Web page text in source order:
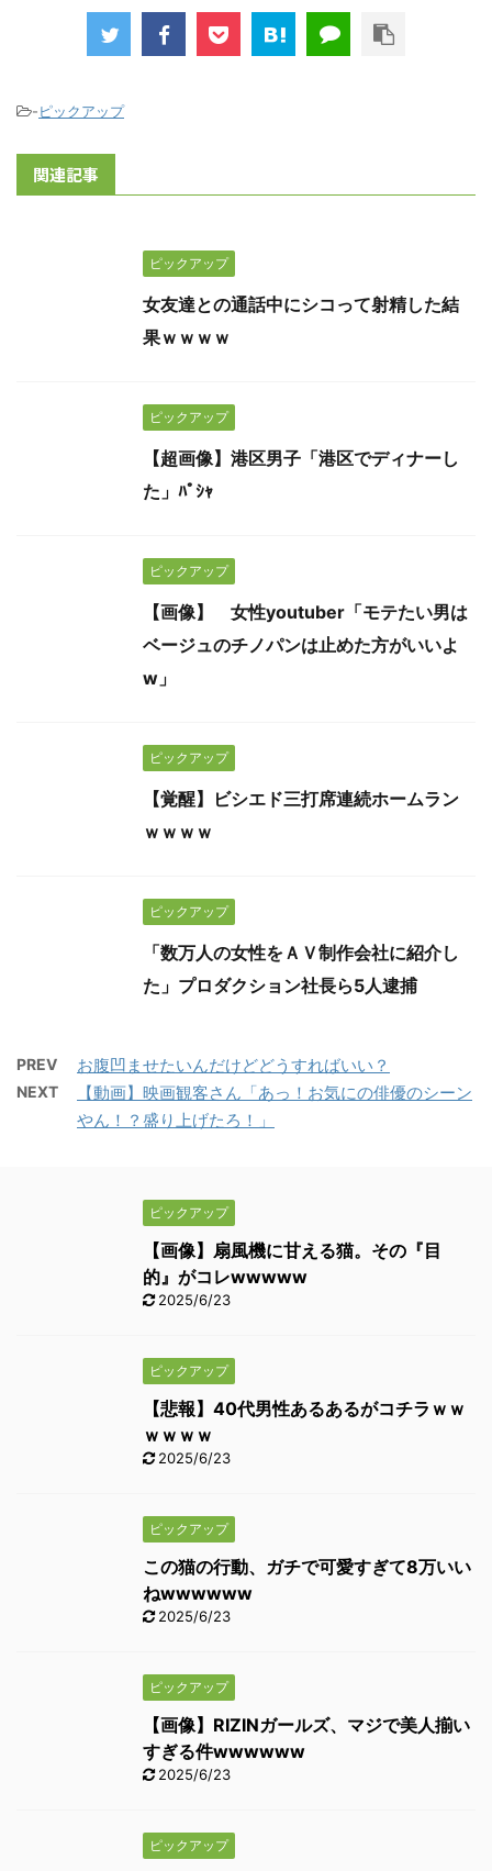
-ピックアップ
関連記事
ピックアップ
女友達との通話中にシコって射精した結
果ｗｗｗｗ
ピックアップ
【超画像】港区男子「港区でディナーし
た」ﾊﾟｼｬ
ピックアップ
【画像】 女性youtuber「モテたい男は
ベージュのチノパンは止めた方がいいよ
w」
ピックアップ
【覚醒】ビシエド三打席連続ホームラン
ｗｗｗｗ
ピックアップ
「数万人の女性をＡＶ制作会社に紹介し
た」プロダクション社長ら5人逮捕
PREV お腹凹ませたいんだけどどうすればいい？
NEXT
【動画】映画観客さん「あっ！お気にの俳優のシーン
やん！？盛り上げたろ！」
ピックアップ
【画像】扇風機に甘える猫。その『目
的』がコレwwwww
2025/6/23
ピックアップ
【悲報】40代男性あるあるがコチラｗｗ
ｗｗｗｗ
2025/6/23
ピックアップ
この猫の行動、ガチで可愛すぎて8万いい
ねwwwwww
2025/6/23
ピックアップ
【画像】RIZINガールズ、マジで美人揃い
すぎる件wwwwww
2025/6/23
ピックアップ